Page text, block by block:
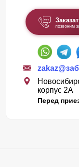
позвоним
корпус 2А
Перед